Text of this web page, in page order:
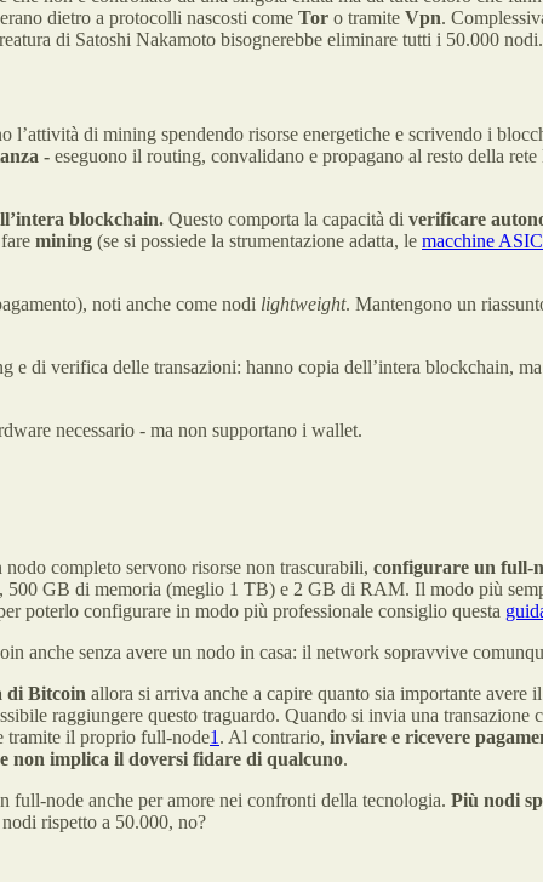
dietro a protocolli nascosti come Tor o tramite Vpn.
di Satoshi Nakamoto bisognerebbe eliminare tutti i 50.000 nodi.
l’attività di mining spendendo risorse energetiche e scrivendo i
- eseguono il routing, convalidano e propagano al resto della
blockchain. Questo comporta la capacità di verificare
mining (se si possiede la strumentazione adatta, le macchine ASIC
noti anche come nodi lightweight. Mantengono un
e di verifica delle transazioni: hanno copia dell’intera blockchain,
necessario - ma non supportano i wallet.
completo servono risorse non trascurabili, configurare un full-
GB di memoria (meglio 1 TB) e 2 GB di RAM. Il modo più
poterlo configurare in modo più professionale consiglio questa
anche senza avere un nodo in casa: il network sopravvive
di Bitcoin allora si arriva anche a capire quanto sia importante
raggiungere questo traguardo. Quando si invia una
tramite il proprio full-node1 . Al contrario, inviare e ricevere
non implica il doversi fidare di qualcuno.
full-node anche per amore nei confronti della tecnologia. Più nodi
rispetto a 50.000, no?